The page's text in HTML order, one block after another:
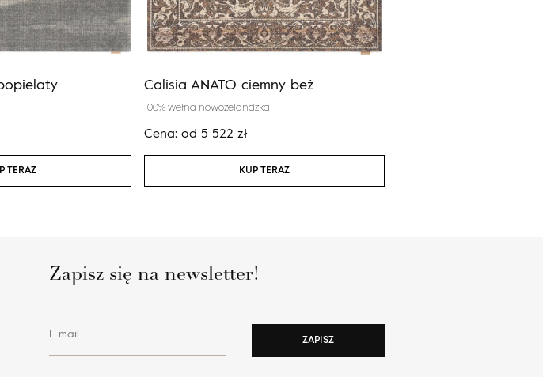
TERAZ
Calisia ANATO ciemny beż
100% wełna nowozelandzka
Cena: od 5 522 zł
KUP TERAZ
Zapisz się na newsletter!
E-mail ZAPISZ